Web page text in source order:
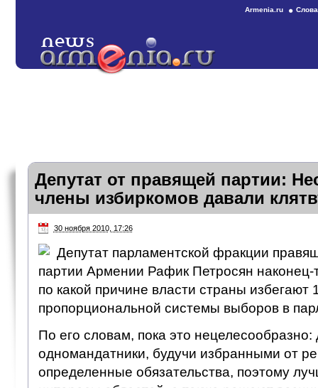
Armenia.ru
Депутат от правящей партии:
члены избиркомов давали
30 ноября 2010, 17:26
Депутат парламентской фракции
партии Армении Рафик Петросян наконец-
по какой причине власти страны избегают
пропорциональной системы выборов в
По его словам, пока это нецелесообразно:
одномандатники, будучи избранными от
определенные обязательства, поэтому